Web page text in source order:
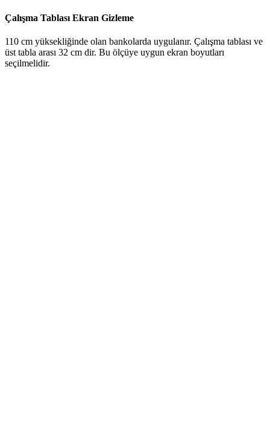
Çalışma Tablası Ekran Gizleme
110 cm yüksekliğinde olan bankolarda uygulanır. Çalışma tablası ve
üst tabla arası 32 cm dir. Bu ölçüye uygun ekran boyutları
seçilmelidir.